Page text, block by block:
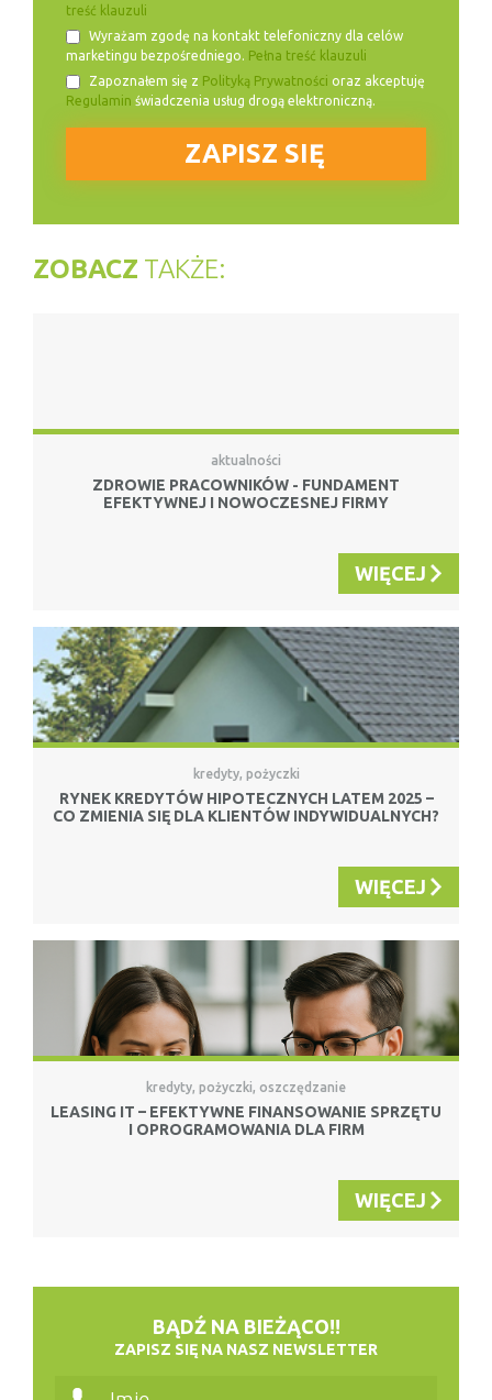
treść klauzuli
Wyrażam zgodę na kontakt telefoniczny dla celów
marketingu bezpośredniego. Pełna treść klauzuli
Zapoznałem się z Polityką Prywatności oraz akceptuję
Regulamin świadczenia usług drogą elektroniczną.
ZOBACZ TAKŻE:
aktualności
ZDROWIE PRACOWNIKÓW - FUNDAMENT
EFEKTYWNEJ I NOWOCZESNEJ FIRMY
WIĘCEJ
kredyty, pożyczki
RYNEK KREDYTÓW HIPOTECZNYCH LATEM 2025 –
CO ZMIENIA SIĘ DLA KLIENTÓW INDYWIDUALNYCH?
WIĘCEJ
kredyty, pożyczki, oszczędzanie
LEASING IT – EFEKTYWNE FINANSOWANIE SPRZĘTU
I OPROGRAMOWANIA DLA FIRM
WIĘCEJ
BĄDŹ NA BIEŻĄCO!!
ZAPISZ SIĘ NA NASZ NEWSLETTER